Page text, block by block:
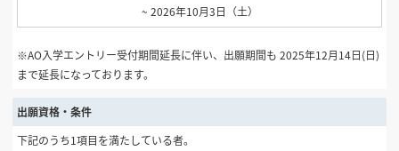
~ 2026年10月3日（土）
※AO入学エントリー受付期間延長に伴い、出願期間も 2025年12月14日(日)
まで延長になっております。
出願資格・条件
下記のうち1項目を満たしている者。